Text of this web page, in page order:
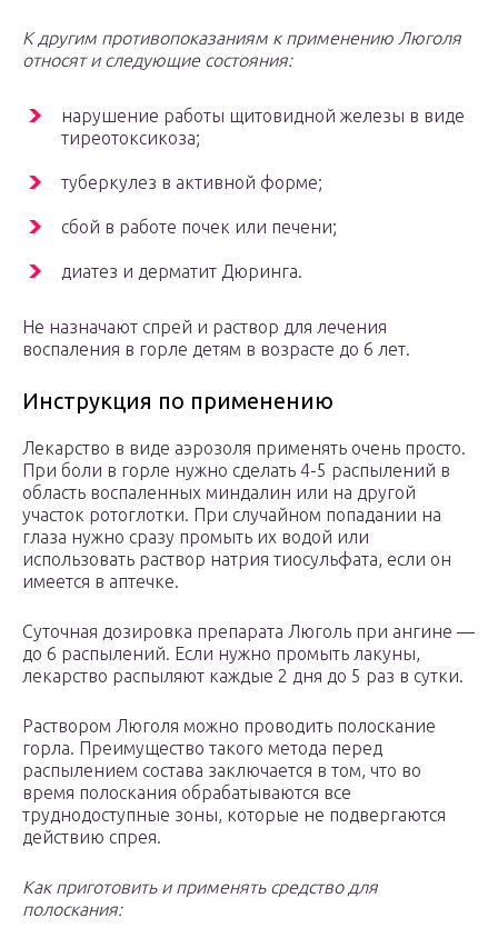
К другим противопоказаниям к применению Люголя
относят и следующие состояния:
нарушение работы щитовидной железы в виде
тиреотоксикоза;
туберкулез в активной форме;
сбой в работе почек или печени;
диатез и дерматит Дюринга.
Не назначают спрей и раствор для лечения
воспаления в горле детям в возрасте до 6 лет.
Инструкция по применению
Лекарство в виде аэрозоля применять очень просто.
При боли в горле нужно сделать 4-5 распылений в
область воспаленных миндалин или на другой
участок ротоглотки. При случайном попадании на
глаза нужно сразу промыть их водой или
использовать раствор натрия тиосульфата, если он
имеется в аптечке.
Суточная дозировка препарата Люголь при ангине —
до 6 распылений. Если нужно промыть лакуны,
лекарство распыляют каждые 2 дня до 5 раз в сутки.
Раствором Люголя можно проводить полоскание
горла. Преимущество такого метода перед
распылением состава заключается в том, что во
время полоскания обрабатываются все
труднодоступные зоны, которые не подвергаются
действию спрея.
Как приготовить и применять средство для
полоскания: